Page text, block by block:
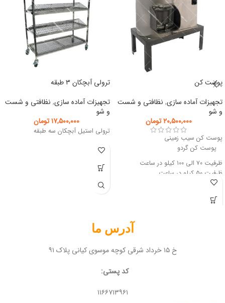
پوست کن
تجهیزات آماده سازی, نظافتی و شست
و شو
۲۰,۵۰۰,۰۰۰تومان
پوست کن سیب زمینی
پوست کن گردو
ظرفیت ۷۰ الی ۱۰۰ کیلو در ساعت
ظرفیت ۵۰ کیلو در ساعت
ترولی آبچکان ۳ طبقه
تجهیزات آماده سازی, نظافتی و شست
و شو
۱۷,۵۰۰,۰۰۰ تومان
ترولی استیل آبچکان سه طبقه
آدرس ما
خ ۱۵ خرداد شرقی کوچه موسوی کیانی پلاک ۹۱
کد پستی:
۱۱۶۶۷۱۳۹۶۱